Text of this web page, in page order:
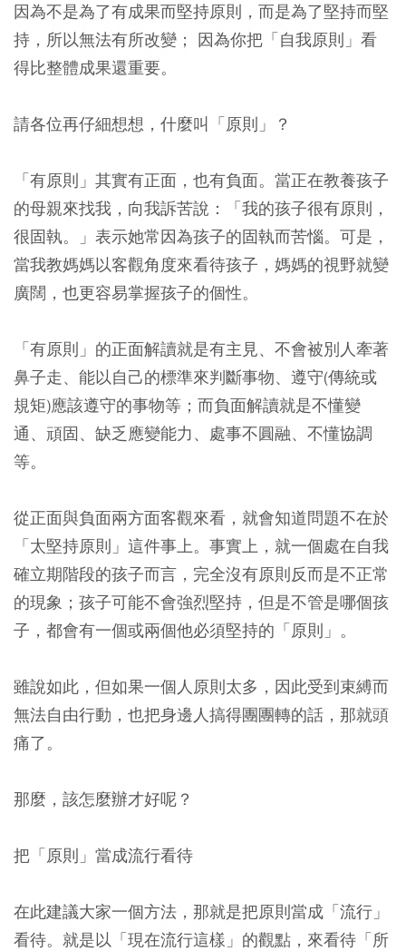
因為不是為了有成果而堅持原則，而是為了堅持而堅
持，所以無法有所改變； 因為你把「自我原則」看
得比整體成果還重要。
請各位再仔細想想，什麼叫「原則」？
「有原則」其實有正面，也有負面。當正在教養孩子
的母親來找我，向我訴苦說：「我的孩子很有原則，
很固執。」表示她常因為孩子的固執而苦惱。可是，
當我教媽媽以客觀角度來看待孩子，媽媽的視野就變
廣闊，也更容易掌握孩子的個性。
「有原則」的正面解讀就是有主見、不會被別人牽著
鼻子走、能以自己的標準來判斷事物、遵守(傳統或
規矩)應該遵守的事物等；而負面解讀就是不懂變
通、頑固、缺乏應變能力、處事不圓融、不懂協調
等。
從正面與負面兩方面客觀來看，就會知道問題不在於
「太堅持原則」這件事上。事實上，就一個處在自我
確立期階段的孩子而言，完全沒有原則反而是不正常
的現象；孩子可能不會強烈堅持，但是不管是哪個孩
子，都會有一個或兩個他必須堅持的「原則」。
雖說如此，但如果一個人原則太多，因此受到束縛而
無法自由行動，也把身邊人搞得團團轉的話，那就頭
痛了。
那麼，該怎麼辦才好呢？
把「原則」當成流行看待
在此建議大家一個方法，那就是把原則當成「流行」
看待。就是以「現在流行這樣」的觀點，來看待「所